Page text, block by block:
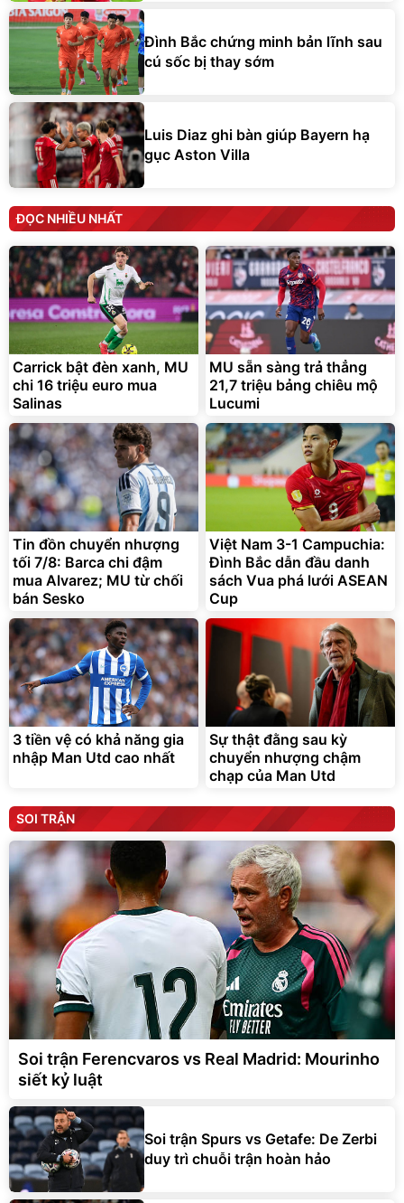
Đình Bắc chứng minh bản lĩnh sau
cú sốc bị thay sớm
Luis Diaz ghi bàn giúp Bayern hạ
gục Aston Villa
ĐỌC NHIỀU NHẤT
Carrick bật đèn xanh, MU
chi 16 triệu euro mua
Salinas
MU sẵn sàng trả thẳng
21,7 triệu bảng chiêu mộ
Lucumi
Tin đồn chuyển nhượng
tối 7/8: Barca chi đậm
mua Alvarez; MU từ chối
bán Sesko
Việt Nam 3-1 Campuchia:
Đình Bắc dẫn đầu danh
sách Vua phá lưới ASEAN
Cup
3 tiền vệ có khả năng gia
nhập Man Utd cao nhất
Sự thật đằng sau kỳ
chuyển nhượng chậm
chạp của Man Utd
SOI TRẬN
Soi trận Ferencvaros vs Real Madrid: Mourinho
siết kỷ luật
Soi trận Spurs vs Getafe: De Zerbi
duy trì chuỗi trận hoàn hảo